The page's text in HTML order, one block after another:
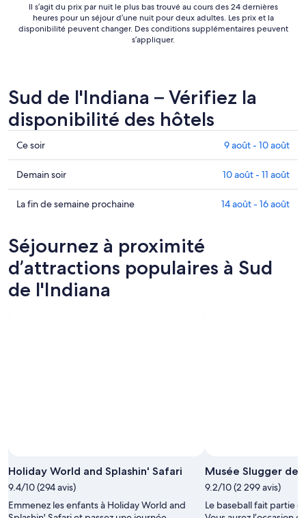
Il s’agit du prix par nuit le plus bas trouvé au cours des 24 dernières
heures pour un séjour d’une nuit pour deux adultes. Les prix et la
disponibilité peuvent changer. Des conditions supplémentaires peuvent
s’appliquer.
Sud de l'Indiana – Vérifiez la
disponibilité des hôtels
Consultez
les
prix
à Sud
de
ce
soir,
9
août
Ce soir 9 août - 10 août
Consulter
les
prix
de
l'Indiana
pour
demain
Demain soir 10 août - 11 août
Consultez
à Sud
de
l'Indiana
pour
La fin de semaine prochaine 14 août - 16 août
Séjournez à proximité
d’attractions populaires à Sud
de l'Indiana
libre
de
droits
prise
Holiday World and Splashin' Safari
9.4/10 (294 avis)
Emmenez les enfants à Holiday World and
Musée Slugger de
9.2/10 (2 299 avis)
Le baseball fait partie